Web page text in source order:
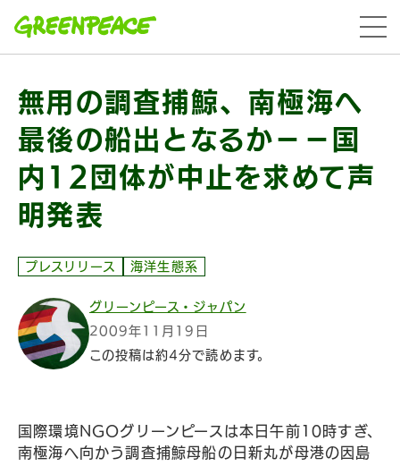
menu
無用の調査捕鯨、南極海へ
最後の船出となるか－－国
内12団体が中止を求めて声
明発表
プレスリリース 海洋生態系
グリーンピース・ジャパン
2009年11月19日
この投稿は約4分で読めます。
国際環境NGOグリーンピースは本日午前10時すぎ、
南極海へ向かう調査捕鯨母船の日新丸が母港の因島